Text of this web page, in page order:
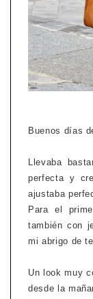
Buenos días
Llevaba
perfecta y
ajustaba
Para el
también con
mi abrigo de
Un look muy
desde la